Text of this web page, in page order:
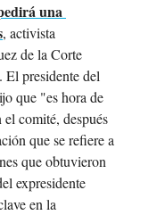
una
, activista
de la Corte
El presidente del
que "es hora de
comité, después
que se refiere a
que obtuvieron
expresidente
en la